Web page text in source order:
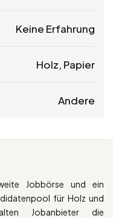
Keine Erfahrung
Holz, Papier
Andere
Jobbörse und ein
für Holz und
Jobanbieter die